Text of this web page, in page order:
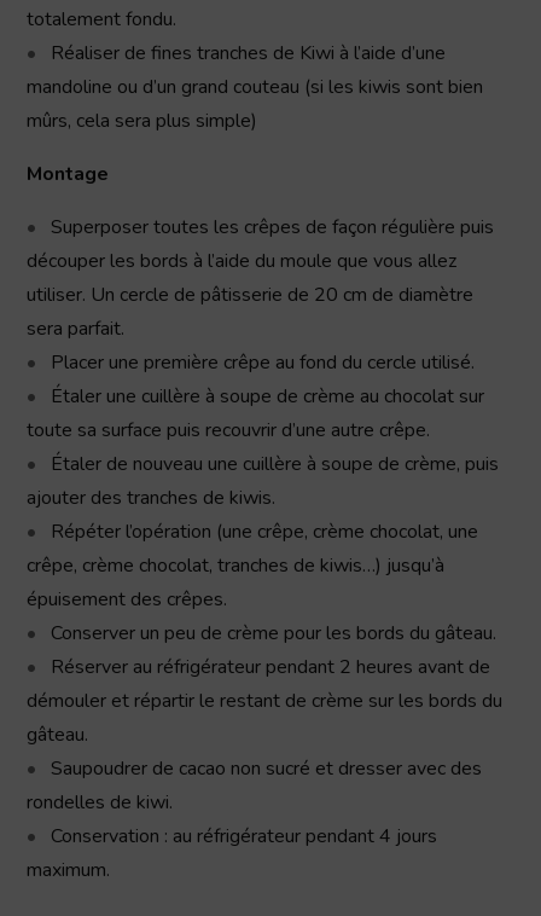
totalement fondu.
Réaliser de fines tranches de Kiwi à l’aide d’une
mandoline ou d’un grand couteau (si les kiwis sont bien
mûrs, cela sera plus simple)
Montage
Superposer toutes les crêpes de façon régulière puis
découper les bords à l’aide du moule que vous allez
utiliser. Un cercle de pâtisserie de 20 cm de diamètre
sera parfait.
Placer une première crêpe au fond du cercle utilisé.
Étaler une cuillère à soupe de crème au chocolat sur
toute sa surface puis recouvrir d’une autre crêpe.
Étaler de nouveau une cuillère à soupe de crème, puis
ajouter des tranches de kiwis.
Répéter l’opération (une crêpe, crème chocolat, une
crêpe, crème chocolat, tranches de kiwis…) jusqu’à
épuisement des crêpes.
Conserver un peu de crème pour les bords du gâteau.
Réserver au réfrigérateur pendant 2 heures avant de
démouler et répartir le restant de crème sur les bords du
gâteau.
Saupoudrer de cacao non sucré et dresser avec des
rondelles de kiwi.
Conservation : au réfrigérateur pendant 4 jours
maximum.